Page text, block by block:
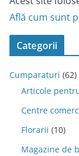
Află cum sunt
Categorii
Cumparaturi (62)
Articole
Centre
Florarii (10)
Magazine de